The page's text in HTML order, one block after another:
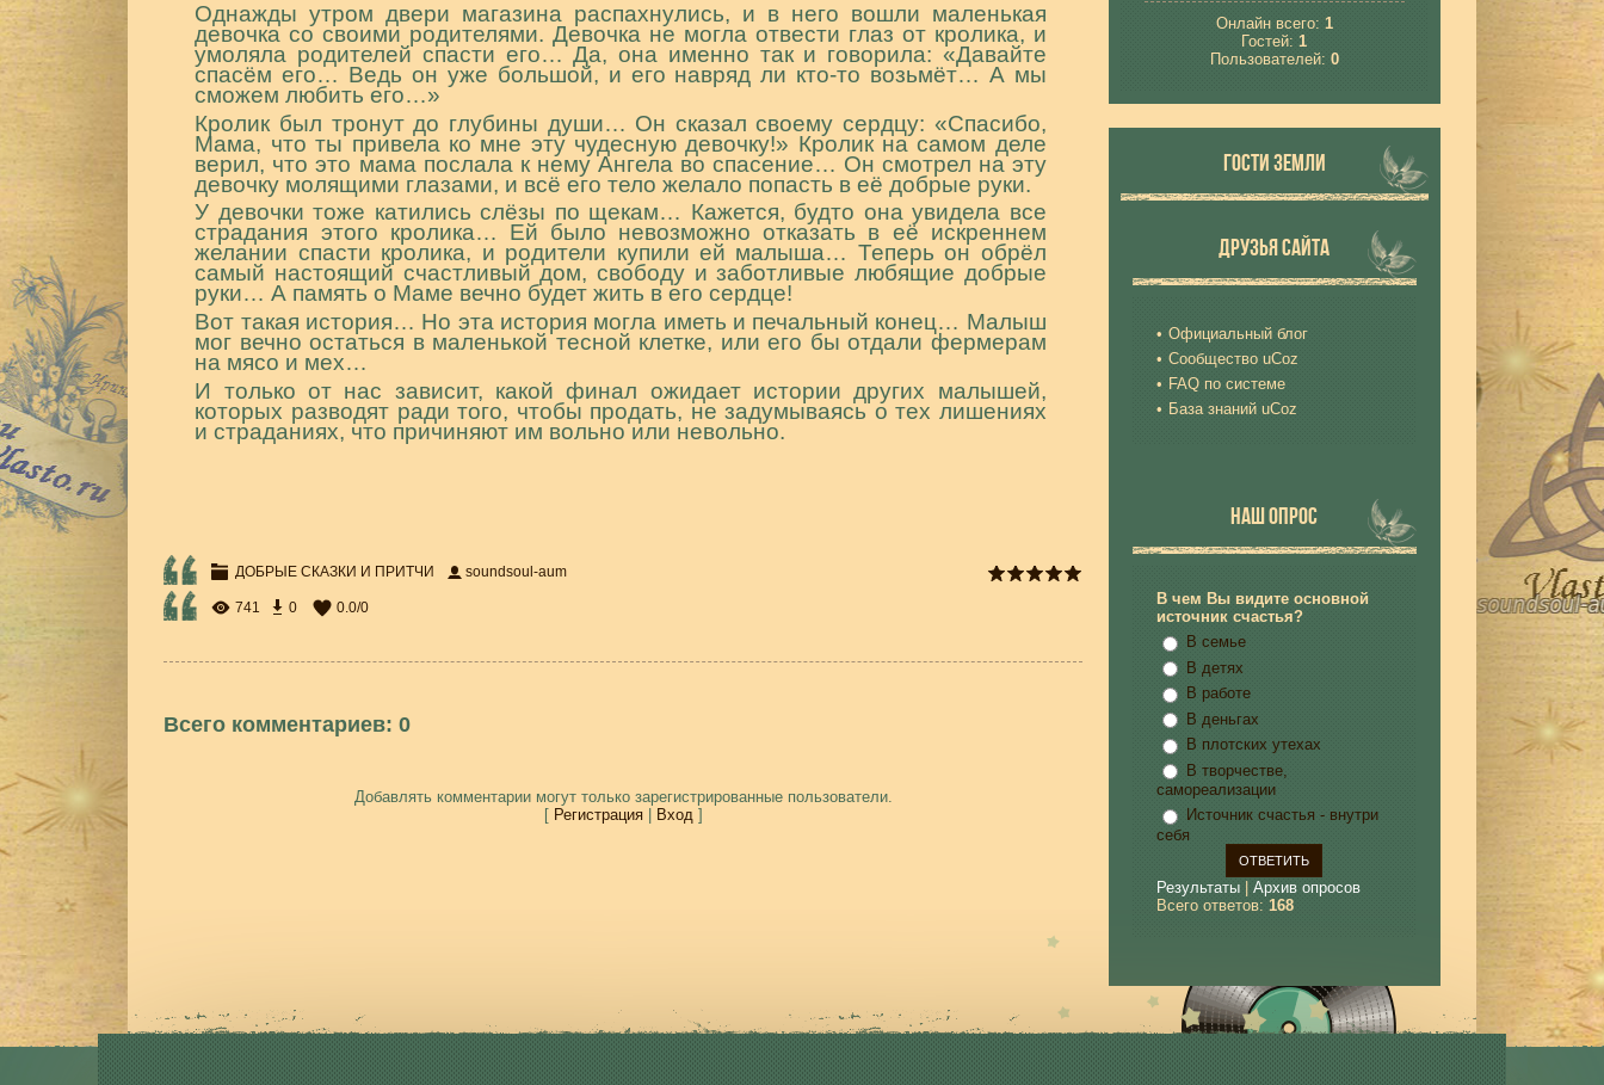
Однажды утром двери магазина распахнулись, и в него вошли маленькая
девочка со своими родителями. Девочка не могла отвести глаз от кролика, и
умоляла родителей спасти его… Да, она именно так и говорила: «Давайте
спасём его… Ведь он уже большой, и его навряд ли кто-то возьмёт… А мы
сможем любить его…»
Кролик был тронут до глубины души… Он сказал своему сердцу: «Спасибо,
Мама, что ты привела ко мне эту чудесную девочку!» Кролик на самом деле
верил, что это мама послала к нему Ангела во спасение… Он смотрел на эту
девочку молящими глазами, и всё его тело желало попасть в её добрые руки.
У девочки тоже катились слёзы по щекам… Кажется, будто она увидела все
страдания этого кролика… Ей было невозможно отказать в её искреннем
желании спасти кролика, и родители купили ей малыша… Теперь он обрёл
самый настоящий счастливый дом, свободу и заботливые любящие добрые
руки… А память о Маме вечно будет жить в его сердце!
Вот такая история… Но эта история могла иметь и печальный конец… Малыш
мог вечно остаться в маленькой тесной клетке, или его бы отдали фермерам
на мясо и мех…
И только от нас зависит, какой финал ожидает истории других малышей,
которых разводят ради того, чтобы продать, не задумываясь о тех лишениях
и страданиях, что причиняют им вольно или невольно.
ДОБРЫЕ СКАЗКИ И ПРИТЧИ soundsoul-aum
741 0 0.0/0
Всего комментариев: 0
Добавлять комментарии могут только зарегистрированные пользователи.
[ Регистрация| Вход]
Онлайн всего: 1
Гостей:1
Пользователей: 0
ГОСТИ ЗЕМЛИ
ДРУЗЬЯ САЙТА
Официальный блог
Сообщество uCoz
FAQ по системе
База знаний uCoz
НАШ ОПРОС
В чем Вы видите основной
источник счастья?
В семье
В детях
В работе
В деньгах
В плотских утехах
В творчестве,
самореализации
Источник счастья - внутри
себя
Результаты| Архив опросов
Всего ответов: 168